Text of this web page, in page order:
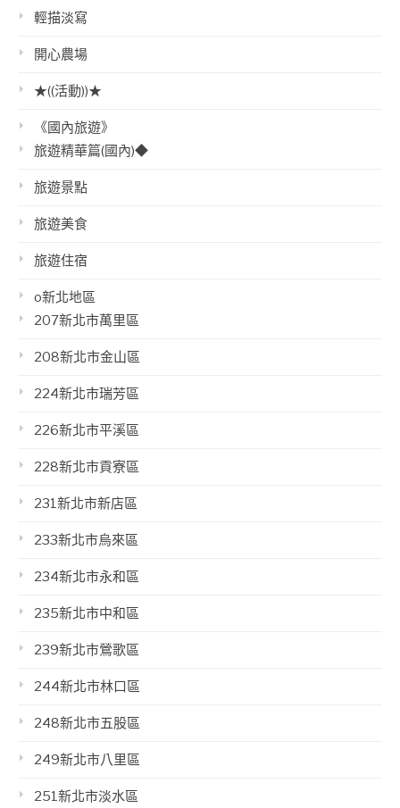
輕描淡寫
開心農場
★((活動))★
《國內旅遊》
旅遊精華篇(國內)◆
旅遊景點
旅遊美食
旅遊住宿
o新北地區
207新北市萬里區
208新北市金山區
224新北市瑞芳區
226新北市平溪區
228新北市貢寮區
231新北市新店區
233新北市烏來區
234新北市永和區
235新北市中和區
239新北市鶯歌區
244新北市林口區
248新北市五股區
249新北市八里區
251新北市淡水區